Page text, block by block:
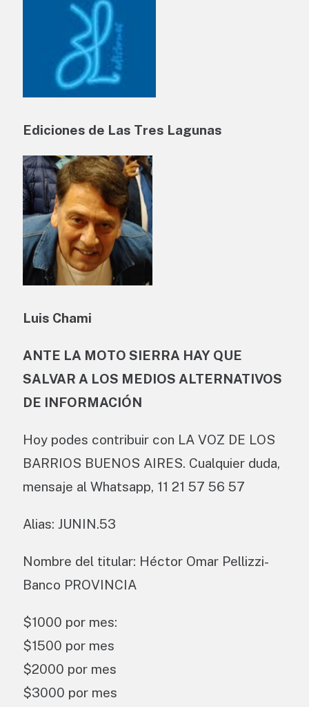
Ediciones de Las Tres Lagunas
Luis Chami
ANTE LA MOTO SIERRA HAY QUE
SALVAR A LOS MEDIOS ALTERNATIVOS
DE INFORMACIÓN
Hoy podes contribuir con LA VOZ DE LOS
BARRIOS BUENOS AIRES. Cualquier duda,
mensaje al Whatsapp, 11 21 57 56 57
Alias: JUNIN.53
Nombre del titular: Héctor Omar Pellizzi-
Banco PROVINCIA
$1000 por mes:
$1500 por mes
$2000 por mes
$3000 por mes